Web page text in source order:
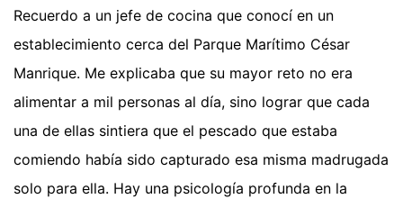
Recuerdo a un jefe de cocina que conocí en un
establecimiento cerca del Parque Marítimo César
Manrique. Me explicaba que su mayor reto no era
alimentar a mil personas al día, sino lograr que cada
una de ellas sintiera que el pescado que estaba
comiendo había sido capturado esa misma madrugada
solo para ella. Hay una psicología profunda en la